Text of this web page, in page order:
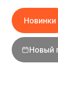
Новинки
1